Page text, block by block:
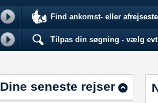
Find ankomst- eller
Tilpas din søgning - vælg
Dine seneste rejser